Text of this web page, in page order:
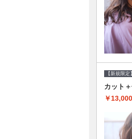
【新規限定】
カット
￥13,000